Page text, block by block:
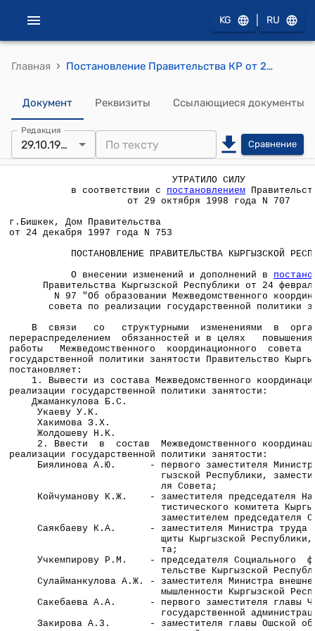
KG RU
Главная › Постановление Правительства КР от 24 декабря 1997 года N 753 "О внесении изменений и дополнений в постановление Правительства Кыргызской Республики от 24 февраля 1997 года N 97 "Об образовании Межведомственного координационного совета по реализации государственной политики занятости"
Документ Реквизиты Ссылающиеся документы
Редакция
29.10.1998 Сравнение